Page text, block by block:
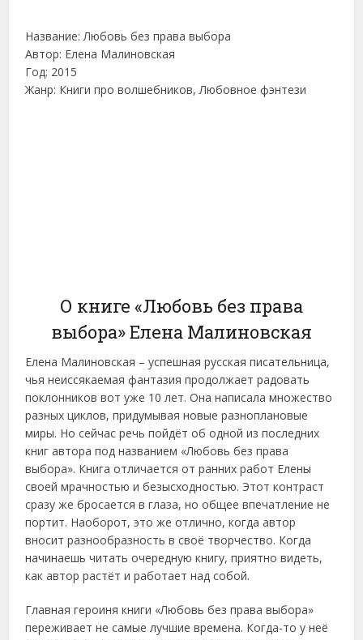
Название: Любовь без права выбора
Автор: Елена Малиновская
Год: 2015
Жанр: Книги про волшебников, Любовное фэнтези
О книге «Любовь без права
выбора» Елена Малиновская
Елена Малиновская – успешная русская писательница,
чья неиссякаемая фантазия продолжает радовать
поклонников вот уже 10 лет. Она написала множество
разных циклов, придумывая новые разноплановые
миры. Но сейчас речь пойдёт об одной из последних
книг автора под названием «Любовь без права
выбора». Книга отличается от ранних работ Елены
своей мрачностью и безысходностью. Этот контраст
сразу же бросается в глаза, но общее впечатление не
портит. Наоборот, это же отлично, когда автор
вносит разнообразность в своё творчество. Когда
начинаешь читать очередную книгу, приятно видеть,
как автор растёт и работает над собой.
Главная героиня книги «Любовь без права выбора»
переживает не самые лучшие времена. Когда-то у неё